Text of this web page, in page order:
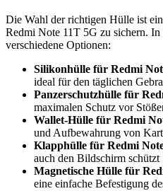
Die Wahl der richtigen Hülle ist
Redmi Note 11T 5G zu sichern.
verschiedene Optionen:
Silikonhülle für Redmi
ideal für den täglichen
Panzerschutzhülle für
maximalen Schutz vor
Wallet-Hülle für Redmi
und Aufbewahrung von
Klapphülle für Redmi
auch den Bildschirm schützt
Magnetische Hülle für
eine einfache Befestigung